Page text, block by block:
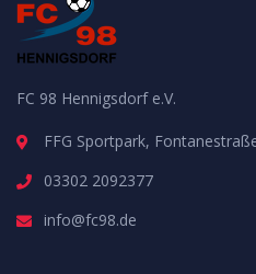
FC 98 Hennigsdorf e.V.
FFG Sportpark,
03302 2092377
info@fc98.de